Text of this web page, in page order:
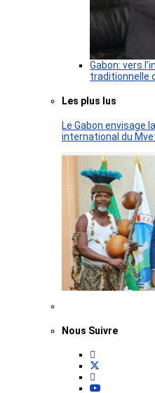
Gabon: vers
traditionnelle
Les plus lus
Le Gabon envisage
international du
Nous Suivre